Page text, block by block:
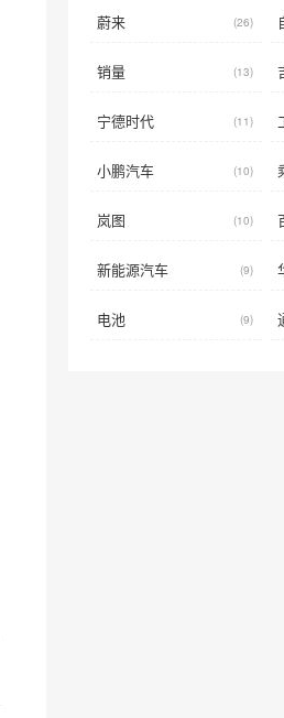
蔚来 (26)
销量 (13)
宁德时代 (11)
小鹏汽车 (10)
岚图 (10)
新能源汽车 (9)
电池 (9)